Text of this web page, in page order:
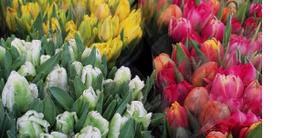
Oppershofen & Gambach